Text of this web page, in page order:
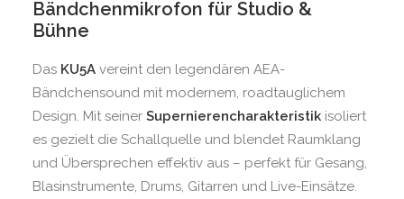
Bändchenmikrofon für Studio &
Bühne
Das KU5A vereint den legendären AEA-
Bändchensound mit modernem, roadtauglichem
Design. Mit seiner Supernierencharakteristik isoliert
es gezielt die Schallquelle und blendet Raumklang
und Übersprechen effektiv aus – perfekt für Gesang,
Blasinstrumente, Drums, Gitarren und Live-Einsätze.